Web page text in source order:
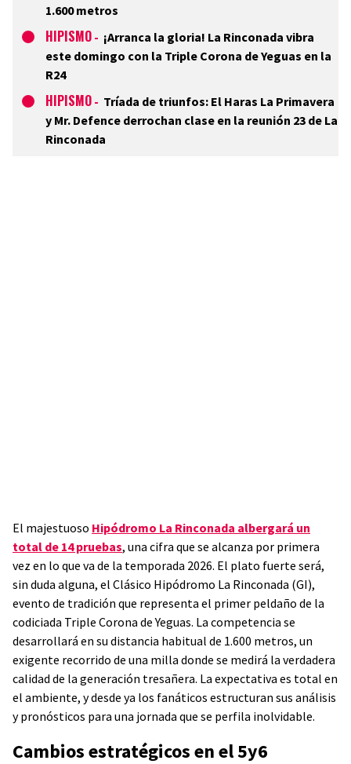
1.600 metros
HIPISMO - ¡Arranca la gloria! La Rinconada vibra
este domingo con la Triple Corona de Yeguas en la
R24
HIPISMO - Tríada de triunfos: El Haras La Primavera
y Mr. Defence derrochan clase en la reunión 23 de La
Rinconada
El majestuoso Hipódromo La Rinconada albergará un
total de 14 pruebas, una cifra que se alcanza por primera
vez en lo que va de la temporada 2026. El plato fuerte será,
sin duda alguna, el Clásico Hipódromo La Rinconada (GI),
evento de tradición que representa el primer peldaño de la
codiciada Triple Corona de Yeguas. La competencia se
desarrollará en su distancia habitual de 1.600 metros, un
exigente recorrido de una milla donde se medirá la verdadera
calidad de la generación tresañera. La expectativa es total en
el ambiente, y desde ya los fanáticos estructuran sus análisis
y pronósticos para una jornada que se perfila inolvidable.
Cambios estratégicos en el 5y6